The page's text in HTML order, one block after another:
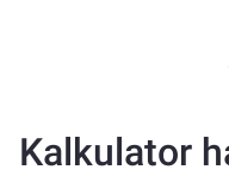
Kalkulator